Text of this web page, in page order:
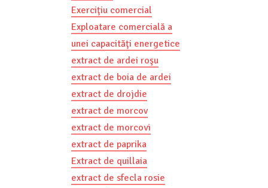
Exerciţiu comercial
Exploatare comercială a
unei capacităţi energetice
extract de ardei roşu
extract de boia de ardei
extract de drojdie
extract de morcov
extract de morcovi
extract de paprika
Extract de quillaia
extract de sfecla rosie